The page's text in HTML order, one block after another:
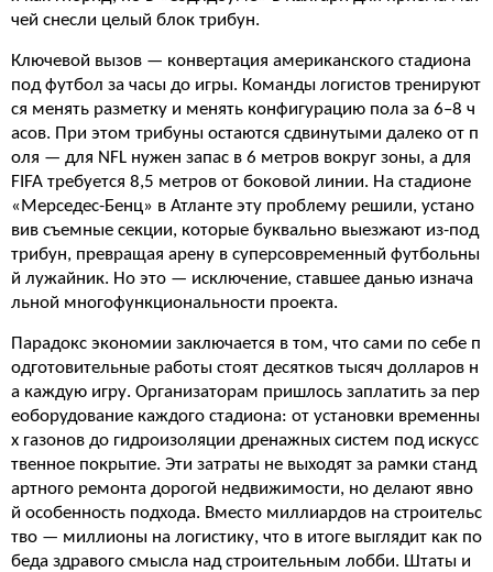
чей снесли целый блок трибун.
Ключевой вызов — конвертация американского стадиона
под футбол за часы до игры. Команды логистов тренируют
ся менять разметку и менять конфигурацию пола за 6–8 ч
асов. При этом трибуны остаются сдвинутыми далеко от п
оля — для NFL нужен запас в 6 метров вокруг зоны, а для
FIFA требуется 8,5 метров от боковой линии. На стадионе
«Мерседес-Бенц» в Атланте эту проблему решили, устано
вив съемные секции, которые буквально выезжают из-под
трибун, превращая арену в суперсовременный футбольны
й лужайник. Но это — исключение, ставшее данью изнача
льной многофункциональности проекта.
Парадокс экономии заключается в том, что сами по себе п
одготовительные работы стоят десятков тысяч долларов н
а каждую игру. Организаторам пришлось заплатить за пер
еоборудование каждого стадиона: от установки временны
х газонов до гидроизоляции дренажных систем под искусс
твенное покрытие. Эти затраты не выходят за рамки станд
артного ремонта дорогой недвижимости, но делают явно
й особенность подхода. Вместо миллиардов на строительс
тво — миллионы на логистику, что в итоге выглядит как по
беда здравого смысла над строительным лобби. Штаты и